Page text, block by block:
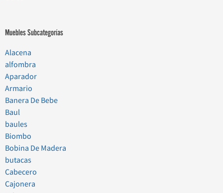
Muebles Subcategorías
Alacena
alfombra
Aparador
Armario
Banera De Bebe
Baul
baules
Biombo
Bobina De Madera
butacas
Cabecero
Cajonera